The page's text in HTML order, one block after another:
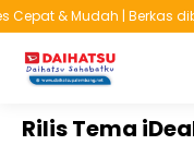
& Mudah | Berkas
You are here :Beranda
Rilis Tema